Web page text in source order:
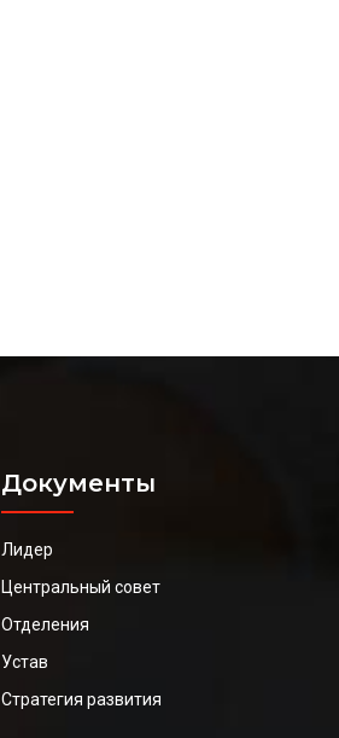
Документы
Лидер
Центральный совет
Отделения
Устав
Стратегия развития